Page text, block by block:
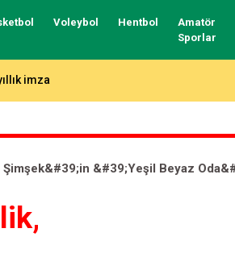
Voleybol Hentbol
Amatör
Sporlar
imza
&#39;Yeşil Beyaz